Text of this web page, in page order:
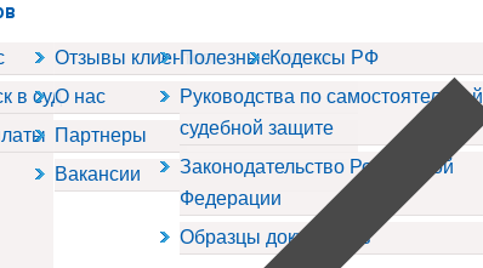
в суд
Отзывы клиентов
О нас
Партнеры
Вакансии
Полезные статьи
Руководства по самостоятельной
судебной защите
Законодательство Российской
Федерации
Кодексы РФ
Образцы документов